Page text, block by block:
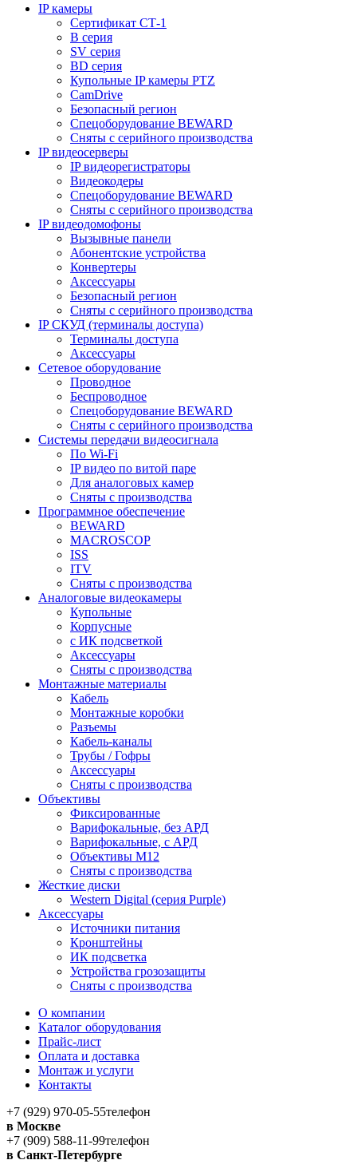
IP камеры
Сертификат СТ-1
B серия
SV серия
BD серия
Купольные IP камеры PTZ
CamDrive
Безопасный регион
Спецоборудование BEWARD
Сняты с серийного производства
IP видеосерверы
IP видеорегистраторы
Видеокодеры
Спецоборудование BEWARD
Сняты с серийного производства
IP видеодомофоны
Вызывные панели
Абонентские устройства
Конвертеры
Аксессуары
Безопасный регион
Сняты с серийного производства
IP СКУД (терминалы доступа)
Терминалы доступа
Аксессуары
Сетевое оборудование
Проводное
Беспроводное
Спецоборудование BEWARD
Сняты с серийного производства
Системы передачи видеосигнала
По Wi-Fi
IP видео по витой паре
Для аналоговых камер
Сняты с производства
Программное обеспечение
BEWARD
MACROSCOP
ISS
ITV
Сняты с производства
Аналоговые видеокамеры
Купольные
Корпусные
c ИК подсветкой
Аксессуары
Сняты с производства
Монтажные материалы
Кабель
Монтажные коробки
Разъемы
Кабель-каналы
Трубы / Гофры
Аксессуары
Сняты с производства
Объективы
Фиксированные
Варифокальные, без АРД
Варифокальные, с АРД
Объективы M12
Сняты с производства
Жесткие диски
Western Digital (серия Purple)
Аксессуары
Источники питания
Кронштейны
ИК подсветка
Устройства грозозащиты
Сняты с производства
О компании
Каталог оборудования
Прайс-лист
Оплата и доставка
Монтаж и услуги
Контакты
+7 (929) 970-05-55телефон
в Москве
+7 (909) 588-11-99телефон
в Санкт-Петербурге